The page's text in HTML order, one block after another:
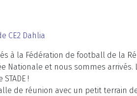
CE2 Dahlia
à la Fédération de football de la
Nationale et nous sommes
!
de réunion avec un petit terrain